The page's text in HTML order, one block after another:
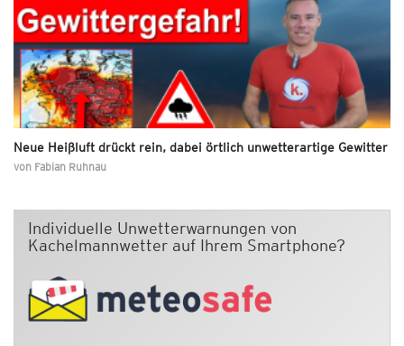
Neue Heißluft drückt rein, dabei örtlich unwetterartige Gewitter
von Fabian Ruhnau
Individuelle Unwetterwarnungen von
Kachelmannwetter auf Ihrem Smartphone?